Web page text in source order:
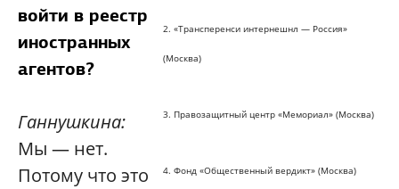
2. «Трансперенси интернешнл — Россия»
(Москва)
3. Правозащитный центр «Мемориал» (Москва)
4. Фонд «Общественный вердикт» (Москва)
войти в реестр
иностранных
агентов?
Ганнушкина:
Мы — нет.
Потому что это